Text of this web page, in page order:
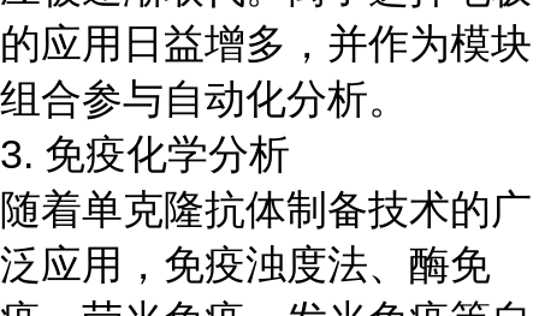
的应用日益增多，并作为模块
组合参与自动化分析。
3. 免疫化学分析
随着单克隆抗体制备技术的广
泛应用，免疫浊度法、酶免